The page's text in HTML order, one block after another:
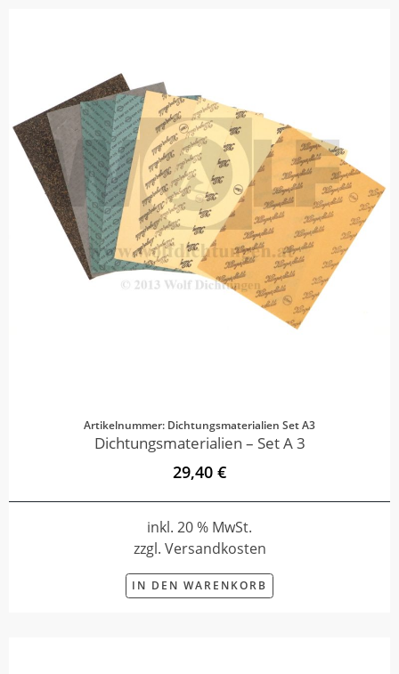
Artikelnummer: Dichtungsmaterialien Set A3
Dichtungsmaterialien – Set A 3
29,40 €
inkl. 20 % MwSt.
zzgl. Versandkosten
IN DEN WARENKORB